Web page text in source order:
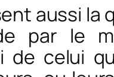
aussi la
par le
de celui